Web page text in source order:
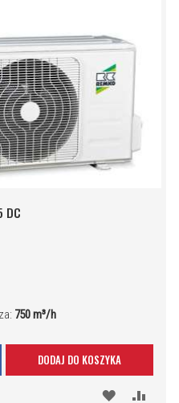
DC
750 m³/h
DODAJ DO KOSZYKA
DODAJ